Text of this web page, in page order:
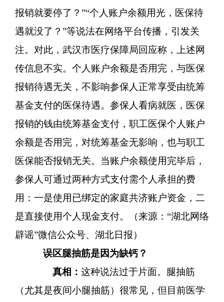
报销就要停了？”“个人账户余额用光，医保待
遇就没了？”等说法在网络平台传播，引发关
注。对此，武汉市医疗保障局回应称，上述网
传信息不实。个人账户余额是否用完，与医保
报销待遇无关，不影响参保人正常享受由统筹
基金支付的医保待遇。参保人看病就医，医保
报销的钱由统筹基金支付，职工医保个人账户
余额是否用完，对统筹基金无影响，也与职工
医保能否报销无关。当账户余额使用完毕后，
参保人可通过两种方式支付需个人承担的费
用：一是使用已绑定的家庭共济账户资金，二
是直接使用个人现金支付。（来源：“湖北网络
辟谣”微信公众号、湖北日报）
误区腿抽筋是因为缺钙？
真相：这种说法过于片面。腿抽筋
（尤其是夜间小腿抽筋）很常见，但目前医学